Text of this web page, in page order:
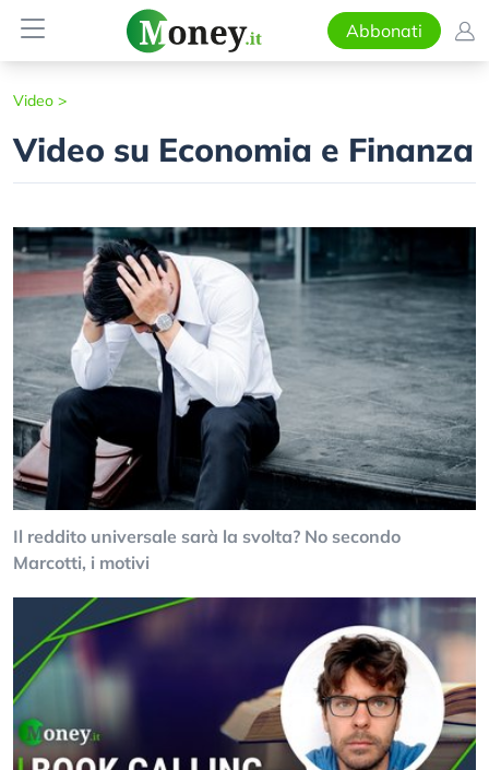
Abbonati
Video >
Video su Economia e Finanza
Il reddito universale sarà la svolta? No secondo
Marcotti, i motivi